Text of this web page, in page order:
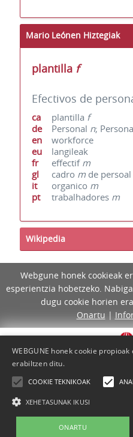
Mario Leónen Hiztegiak
plantilla f
Efectivos de
ca plantilla f
de
Personal n;
en
workforce
eu
langileak
fr
effectif m
gl
cadro mde persoal
it
organico m
pt
trabalhadores m
Wikipedia
Webgune honek cookieak
esperientzia hobetzeko.
dugu cookie horien
Onartu |
Lege-oharra Cookie-politika
WEBGUNE honek cookie
erabiltzen ditu.
COOKIE TEKNIKOAK
XEHETASUNAK IKUSI
ONARTU